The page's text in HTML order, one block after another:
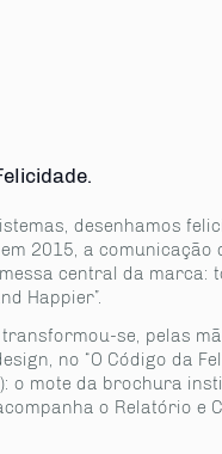
desenhamos
2015, a comunicação
central da marca:
Happier”.
se, pelas
no “O Código da
o mote da brochura
o Relatório e